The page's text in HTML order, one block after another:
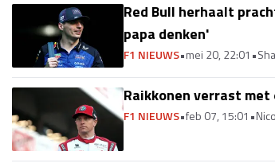
Red Bull herhaalt
papa denken'
F1 NIEUWS•mei 20, 22:01 •
Raikkonen verrast
F1 NIEUWS•feb 07, 15:01 •